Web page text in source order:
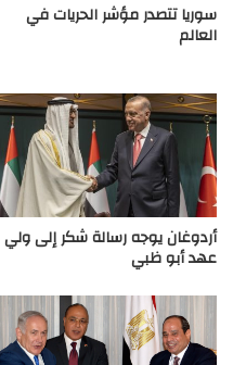
سوريا تتصدر مؤشر الحريات في
العالم
أردوغان يوجه رسالة شكر إلى ولي
عهد أبو ظبي